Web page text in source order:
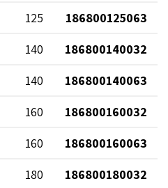
186800125063
125
186800140032
140
186800140063
140
186800160032
160
186800160063
160
186800180032
180